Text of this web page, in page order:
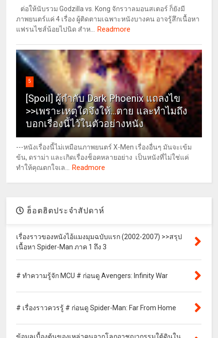
ต่อให้นับรวม Godzilla vs. Kong จักรวาลมอนสเตอร์ ก็ยังมี
ภาพยนตร์แค่ 4 เรื่อง ผู้ติดตามเฉพาะหนังบางคน อาจรู้สึกเนื้อหา
แฟรนไชส์น้อยไปนิด สำห... Readmore
5
[Spoil] ผู้กำกับ Dark Phoenix แถลงไข
>>เพราะเหตุใดจึงให้...ตาย และทำไมถึง
บอกเรื่องนี้ไว้ในตัวอย่างหนัง
---หนังเรื่องนี้ไม่เหมือนภาพยนตร์ X-Men เรื่องอื่นๆ มันจะเข้ม
ข้น, ดราม่า และเกิดเรื่องช็อคหลายอย่าง เป็นหนังที่ไม่ใช่แค่
ทำให้คุณตกใจเล... Readmore
ฮ็อตฮิตประจำสัปดาห์
เรื่องราวของหนังไอ้แมงมุมฉบับแรก (2002-2007) >>สรุป
เนื้อหา Spider-Man ภาค 1 ถึง 3
# ทำความรู้จัก MCU # ก่อนดู Avengers: Infinity War
# เรื่องราวควรรู้ # ก่อนดู Spider-Man: Far From Home